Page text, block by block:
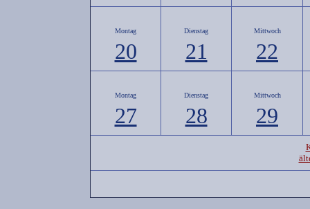
Montag
20
Dienstag
21
Mittwoch
22
Montag
27
Dienstag
28
Mittwoch
29